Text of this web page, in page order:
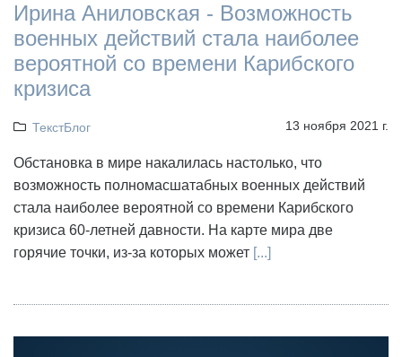
Ирина Аниловская - Возможность
военных действий стала наиболее
вероятной со времени Карибского
кризиса
ТекстБлог 13 ноября 2021 г.
Обстановка в мире накалилась настолько, что
возможность полномасшатабных военных действий
стала наиболее вероятной со времени Карибского
кризиса 60-летней давности. На карте мира две
горячие точки, из-за которых может [...]